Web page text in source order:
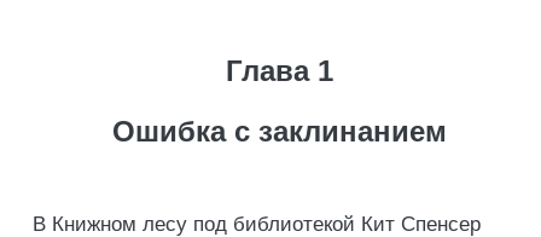
Глава 1
Ошибка с заклинанием
В Книжном лесу под библиотекой Кит Спенсер